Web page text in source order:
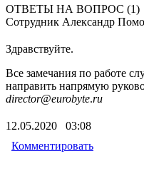
ОТВЕТЫ НА ВОПРОС (1)
Сотрудник Александр
Здравствуйте.
Все замечания по работе
направить напрямую
director@eurobyte.ru
12.05.2020 03:08
Комментировать